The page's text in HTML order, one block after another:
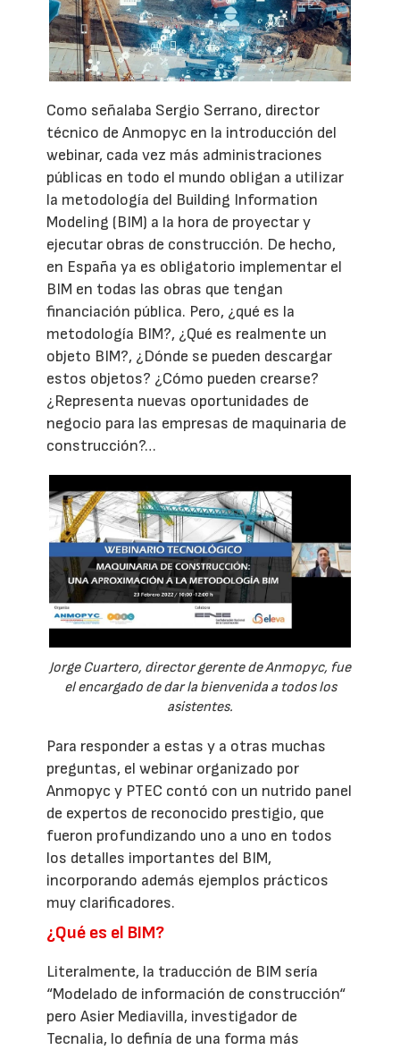
Como señalaba Sergio Serrano, director
técnico de Anmopyc en la introducción del
webinar, cada vez más administraciones
públicas en todo el mundo obligan a utilizar
la metodología del Building Information
Modeling (BIM) a la hora de proyectar y
ejecutar obras de construcción. De hecho,
en España ya es obligatorio implementar el
BIM en todas las obras que tengan
financiación pública. Pero, ¿qué es la
metodología BIM?, ¿Qué es realmente un
objeto BIM?, ¿Dónde se pueden descargar
estos objetos? ¿Cómo pueden crearse?
¿Representa nuevas oportunidades de
negocio para las empresas de maquinaria de
construcción?…
Jorge Cuartero, director gerente de Anmopyc, fue
el encargado de dar la bienvenida a todos los
asistentes.
Para responder a estas y a otras muchas
preguntas, el webinar organizado por
Anmopyc y PTEC contó con un nutrido panel
de expertos de reconocido prestigio, que
fueron profundizando uno a uno en todos
los detalles importantes del BIM,
incorporando además ejemplos prácticos
muy clarificadores.
¿Qué es el BIM?
Literalmente, la traducción de BIM sería
“Modelado de información de construcción“
pero Asier Mediavilla, investigador de
Tecnalia, lo definía de una forma más